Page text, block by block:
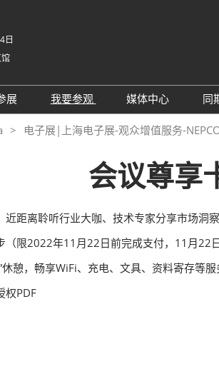
日
展
展申请
贸配对
慧会刊
我要参观
参观预登记
组团参观
展品名录
观众增值服务
智慧会刊
媒体中心
行业新闻
展会新闻
合作协会
同
电子展|上海电子展-观众增值服务-
会议尊享
距离聆听行业大咖、技术专家分享市场洞
限2022年11月22日前完成支付，11月22日
憩，畅享WiFi、充电、文具、资料寄存等
权PDF